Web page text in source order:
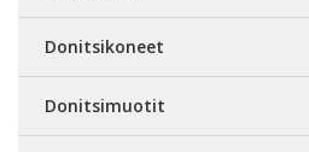
Donitsikoneet
Donitsimuotit